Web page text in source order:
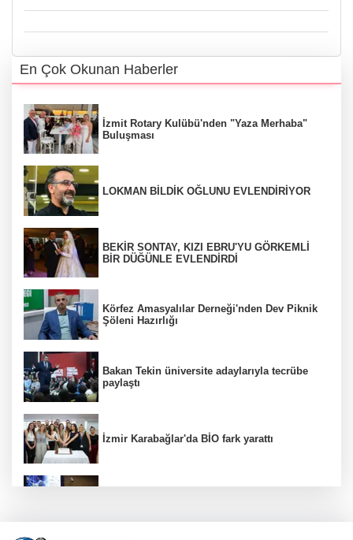
En Çok Okunan Haberler
İzmit Rotary Kulübü'nden "Yaza Merhaba"
Buluşması
LOKMAN BİLDİK OĞLUNU EVLENDİRİYOR
BEKİR SONTAY, KIZI EBRU'YU GÖRKEMLİ
BİR DÜĞÜNLE EVLENDİRDİ
Körfez Amasyalılar Derneği'nden Dev Piknik
Şöleni Hazırlığı
Bakan Tekin üniversite adaylarıyla tecrübe
paylaştı
İzmir Karabağlar'da BİO fark yarattı